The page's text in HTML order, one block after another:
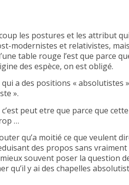
les postures et les attribut
modernistes et relativistes,
table rouge l’est que parce
des espèce, on est obligé.
a des positions « absolutistes
».
peut etre que parce que
…
qu’a moitié ce que veulent
des propos sans
souvent poser la question
qu’il y ai des chapelles